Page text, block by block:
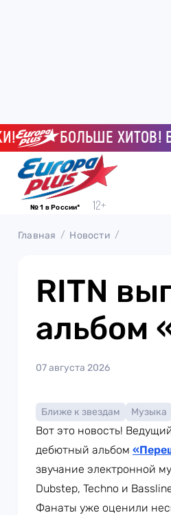
БОЛЬШЕ ХИТОВ!
№ 1 в России*
Главная Новости
RITN
альбом
07 августа 2026
Ближе к звездам Музыка
Вот это новость!
дебютный альбом
звучание электронной
Dubstep, Techno и
Фанаты уже оценили